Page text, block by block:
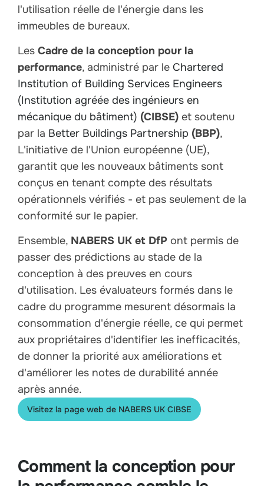
l'utilisation réelle de l'énergie dans les
immeubles de bureaux.
Les Cadre de la conception pour la
performance, administré par le Chartered
Institution of Building Services Engineers
(Institution agréée des ingénieurs en
mécanique du bâtiment) (CIBSE) et soutenu
par la Better Buildings Partnership (BBP),
L'initiative de l'Union européenne (UE),
garantit que les nouveaux bâtiments sont
conçus en tenant compte des résultats
opérationnels vérifiés - et pas seulement de la
conformité sur le papier.
Ensemble, NABERS UK et DfP ont permis de
passer des prédictions au stade de la
conception à des preuves en cours
d'utilisation. Les évaluateurs formés dans le
cadre du programme mesurent désormais la
consommation d'énergie réelle, ce qui permet
aux propriétaires d'identifier les inefficacités,
de donner la priorité aux améliorations et
d'améliorer les notes de durabilité année
après année.
Visitez la page web de NABERS UK CIBSE
Comment la conception pour